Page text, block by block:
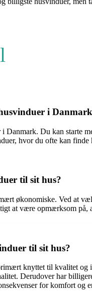
i
Du kan starte
hvor du ofte kan
til sit hus?
økonomiske. Ved at
at være opmærksom på,
til sit hus?
knyttet til kvalitet
Derudover har
for komfort og